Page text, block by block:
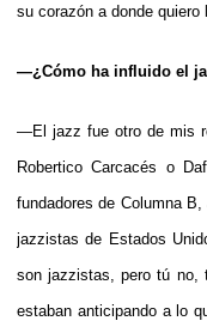
su corazón a donde quiero
—¿Cómo ha influido el
—El jazz fue otro de mis
Robertico Carcacés o
fundadores de Columna
jazzistas de Estados
son jazzistas, pero tú no,
estaban anticipando a lo